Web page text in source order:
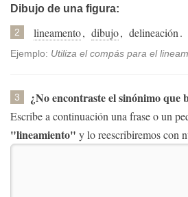
Dibujo de una figura:
2 lineamento, dibujo, delineación.
Ejemplo: Utiliza el compás para el
3 ¿No encontraste el sinónimo que
Escribe a continuación una frase o un
"lineamiento" y lo reescribiremos con